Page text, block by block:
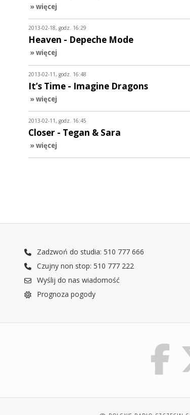
» więcej
2013-02-18, godz. 16:29
Heaven - Depeche Mode
» więcej
2013-02-11, godz. 16:48
It’s Time - Imagine Dragons
» więcej
2013-02-11, godz. 16:45
Closer - Tegan & Sara
» więcej
Zadzwoń do studia: 510 777 666
Czujny non stop: 510 777 222
Wyślij do nas wiadomość
Prognoza pogody